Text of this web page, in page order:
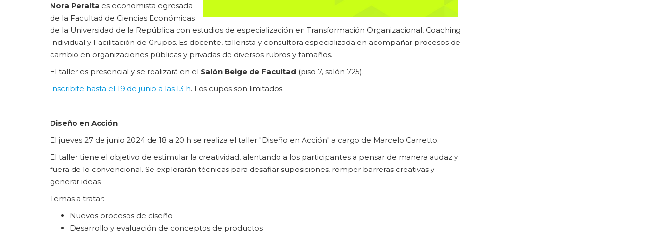
Nora Peralta es economista egresada
de la Facultad de Ciencias Económicas
de la Universidad de la República con estudios de especialización en Transformación Organizacional, Coaching
Individual y Facilitación de Grupos. Es docente, tallerista y consultora especializada en acompañar procesos de
cambio en organizaciones públicas y privadas de diversos rubros y tamaños.
El taller es presencial y se realizará en el Salón Beige de Facultad (piso 7, salón 725).
Inscribite hasta el 19 de junio a las 13 h. Los cupos son limitados.
Diseño en Acción
El jueves 27 de junio 2024 de 18 a 20 h se realiza el taller "Diseño en Acción" a cargo de Marcelo Carretto.
El taller tiene el objetivo de estimular la creatividad, alentando a los participantes a pensar de manera audaz y
fuera de lo convencional. Se explorarán técnicas para desafiar suposiciones, romper barreras creativas y
generar ideas.
Temas a tratar:
Nuevos procesos de diseño
Desarrollo y evaluación de conceptos de productos